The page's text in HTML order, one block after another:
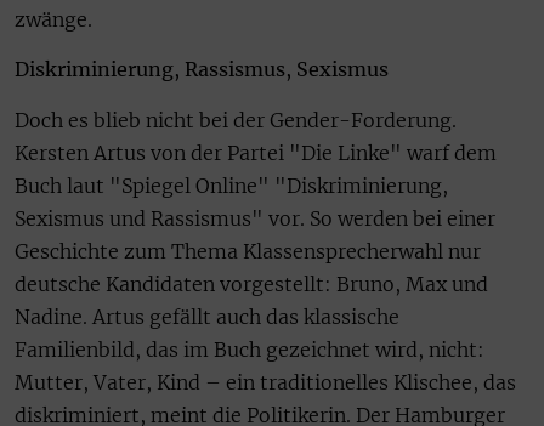
zwänge.
Diskriminierung, Rassismus, Sexismus
Doch es blieb nicht bei der Gender-Forderung.
Kersten Artus von der Partei "Die Linke" warf dem
Buch laut "Spiegel Online" "Diskriminierung,
Sexismus und Rassismus" vor. So werden bei einer
Geschichte zum Thema Klassensprecherwahl nur
deutsche Kandidaten vorgestellt: Bruno, Max und
Nadine. Artus gefällt auch das klassische
Familienbild, das im Buch gezeichnet wird, nicht:
Mutter, Vater, Kind – ein traditionelles Klischee, das
diskriminiert, meint die Politikerin. Der Hamburger